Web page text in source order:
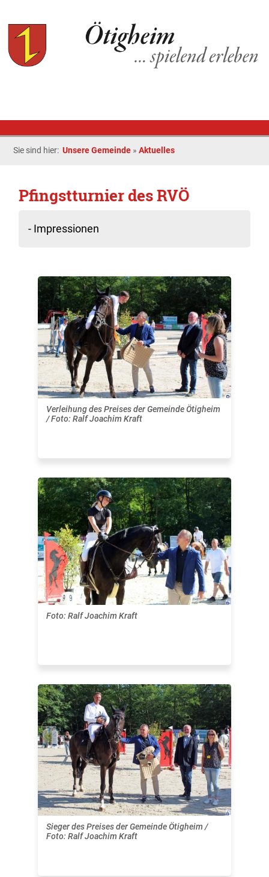
Sie sind hier:Unsere Gemeinde »Aktuelles
Pfingstturnier des RVÖ
- Impressionen
Verleihung des Preises der Gemeinde Ötigheim
/ Foto: Ralf Joachim Kraft
Foto: Ralf Joachim Kraft
Sieger des Preises der Gemeinde Ötigheim /
Foto: Ralf Joachim Kraft